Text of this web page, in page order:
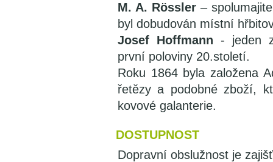
M. A. Rössler–
byl dobudován místní
Josef Hoffmann - jeden
první poloviny 20.století.
Roku 1864 byla založena
řetězy a podobné zboží,
kovové galanterie.
DOSTUPNOST
Dopravní obslužnost je